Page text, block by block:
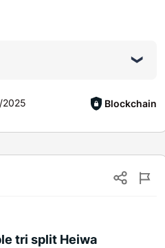
2025 Blockchain
tri split Heiwa